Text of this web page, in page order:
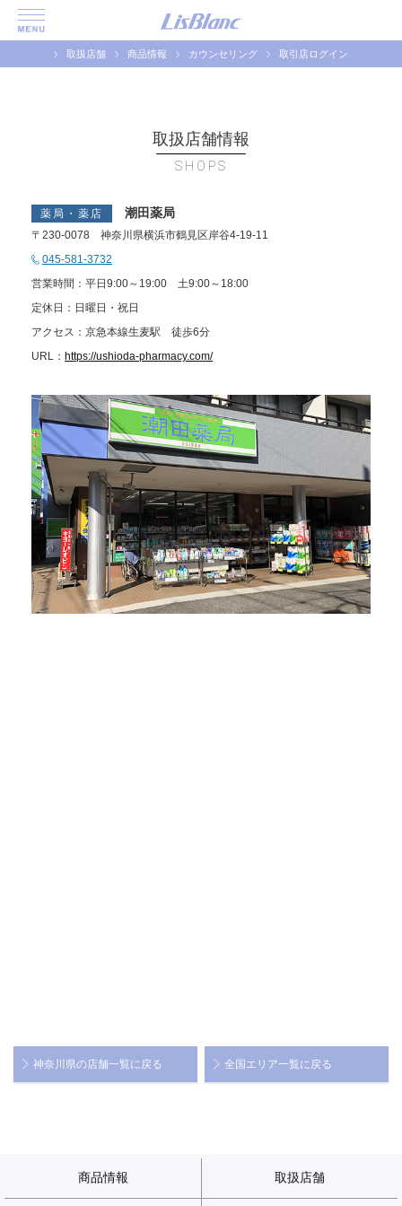
取扱店舗 商品情報 カウンセリング 取引店ログイン
取扱店舗情報
SHOPS
薬局・薬店 潮田薬局
〒230-0078 神奈川県横浜市鶴見区岸谷4-19-11
045-581-3732
営業時間：平日9:00～19:00 土9:00～18:00
定休日：日曜日・祝日
アクセス：京急本線生麦駅 徒歩6分
URL： https://ushioda-pharmacy.com/
神奈川県の店舗一覧に戻る 全国エリア一覧に戻る
商品情報 取扱店舗